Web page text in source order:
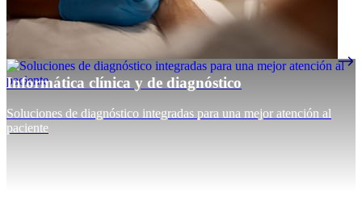
Informática clínica y de diagnóstico
Soluciones de diagnóstico integradas para una mejor atención al
paciente